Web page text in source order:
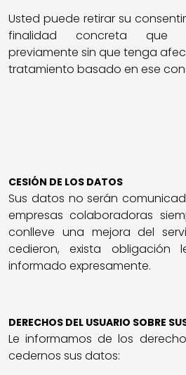
Usted puede retirar su
finalidad concreta que
previamente sin que tenga
tratamiento basado en ese
CESIÓN DE LOS DATOS
Sus datos no serán
empresas colaboradoras
conlleve una mejora del
cedieron, exista
informado expresamente.
DERECHOS DEL USUARIO SOBRE
Le informamos de los
cedernos sus datos: